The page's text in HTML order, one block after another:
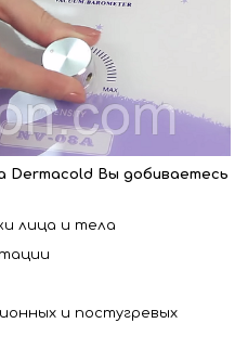
Dermacold Вы добиваетесь
лица и тела
и постугревых